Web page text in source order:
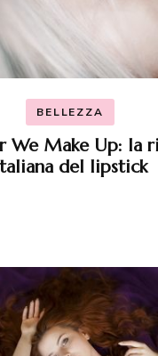
BELLEZZA
We Make Up: la
del lipstick